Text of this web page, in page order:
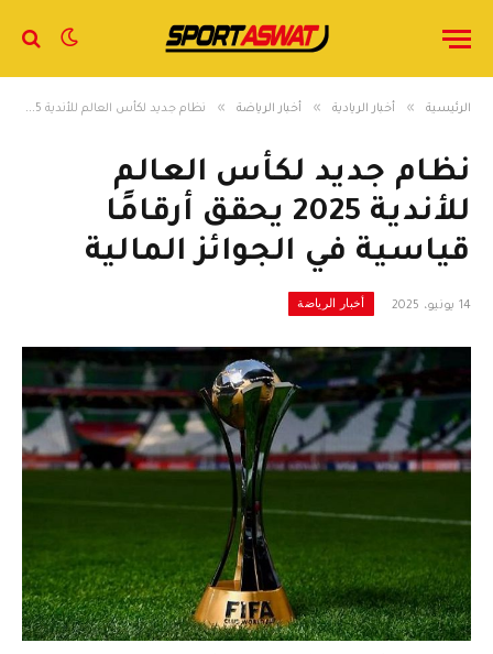
الرئيسية » أخبار الريادية » أخبار الرياضة » نظام جديد لكأس العالم للأندية 2025 يحقق أرقامًا قياسية في الجوائز المالية
نظام جديد لكأس العالم
للأندية 2025 يحقق أرقامًا
قياسية في الجوائز المالية
14 يونيو، 2025 أخبار الرياضة